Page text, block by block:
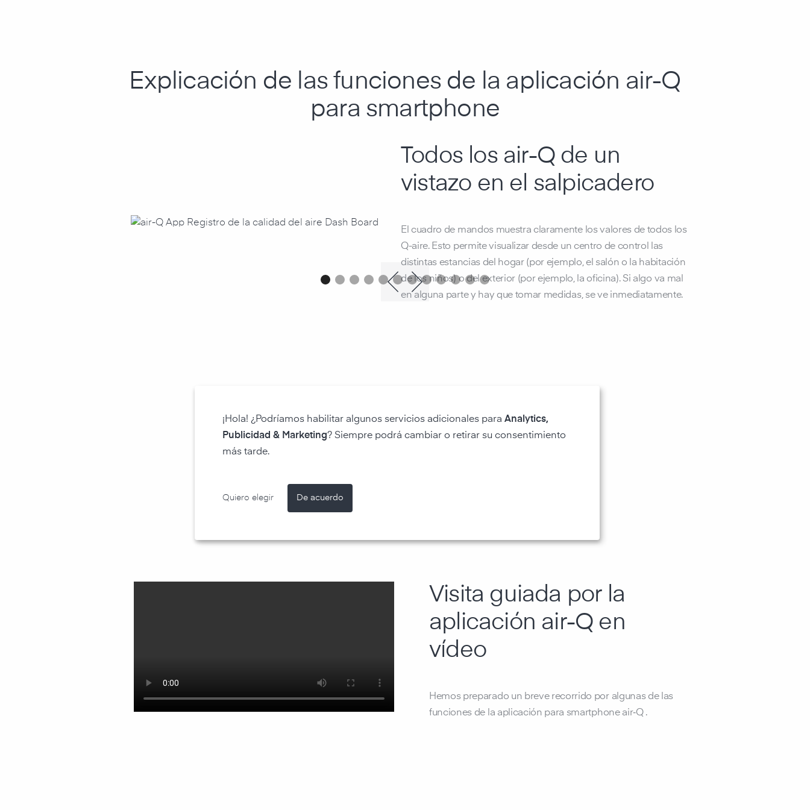
Explicación de las funciones de la aplicación air-Q
para smartphone
Todos los air-Q de un
vistazo en el salpicadero
El cuadro de mandos muestra claramente los valores de todos los
Q-aire. Esto permite visualizar desde un centro de control las
distintas estancias del hogar (por ejemplo, el salón o la habitación
de los niños) o del exterior (por ejemplo, la oficina). Si algo va mal
en alguna parte y hay que tomar medidas, se ve inmediatamente.
Visita guiada por la
aplicación air-Q en
vídeo
Hemos preparado un breve recorrido por algunas de las
funciones de la aplicación para smartphone air‑Q .
¡Hola! ¿Podríamos habilitar algunos servicios adicionales para Analytics,
Publicidad & Marketing? Siempre podrá cambiar o retirar su consentimiento
más tarde.
Quiero elegir De acuerdo